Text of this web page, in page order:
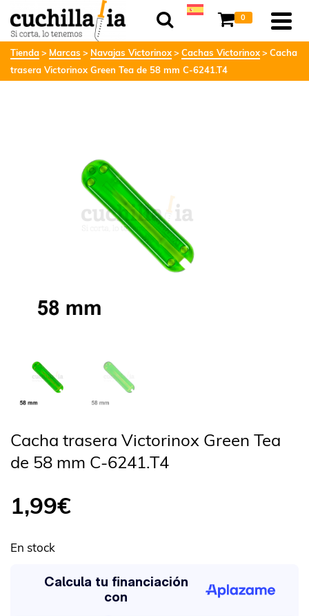
0
Tienda Marcas Navajas Victorinox Cachas Victorinox
Cacha
trasera Victorinox Green Tea de 58 mm C-6241.T4
Cacha trasera Victorinox Green Tea
de 58 mm C-6241.T4
1,99€
En stock